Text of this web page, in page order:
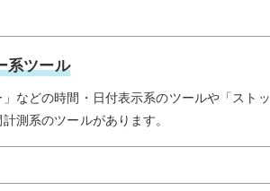
系ツール
」などの時間・日付表示系のツールや「ストッ
測系のツールがあります。